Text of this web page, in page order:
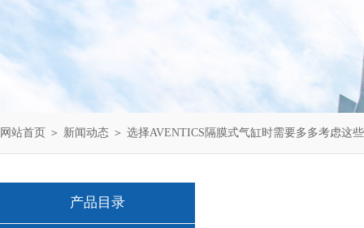
网站首页 ＞ 新闻动态 ＞ 选择AVENTICS隔膜式气缸时需要多多考虑这
产品目录